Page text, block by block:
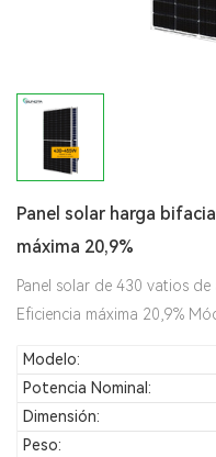
Panel solar harga
máxima 20,9%
Panel solar de 430 vatios
Eficiencia máxima 20,9%
Modelo:
Potencia Nominal:
Dimensión:
Peso: